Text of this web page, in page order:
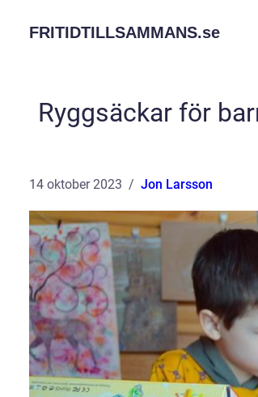
FRITIDTILLSAMMANS.se
Ryggsäckar för
14 oktober 2023 Jon Larsson